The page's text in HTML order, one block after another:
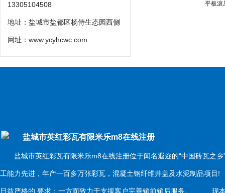
13305104508
地址：盐城市盐都区杨侍生态园西侧
网址： www.ycyhcwc.com
平板滚
盐城市英红彩瓦有限米乐m8在线注册
盐城市英红彩瓦有限米乐m8在线注册位于闻名遐迩的“中国砖瓦之乡
工能力先进，年产一百多万张彩瓦，混凝土钢纤维井盖及水泥制品项
日益严格的 要求；一方面致力于支援客户完善销前销后服务。 现本